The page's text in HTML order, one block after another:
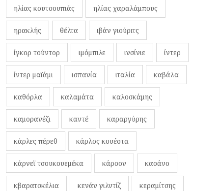
ηλίας κουτσουπιάς ηλίας χαραλάμπους
ηρακλής θέλτα ιβάν γιούριτς
ίγκορ τούντορ ιμόμπιλε ινσίνιε ίντερ
ίντερ μαϊάμι ισπανία ιταλία καβάλα
καθόρλα καλαμάτα καλοσκάμης
καμορανέζι καντέ καραργύρης
κάρλες πέρεθ κάρλος κουέστα
κάρνεϊ τσουκουεμέκα κάρσον κασάνο
κβαρατσκέλια κενάν γιλντίζ κεραμίτσης